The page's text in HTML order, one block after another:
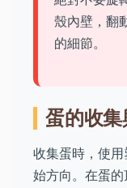
殼內壁，翻
的細節。
蛋的收
收集蛋時，使
始方向。在蛋